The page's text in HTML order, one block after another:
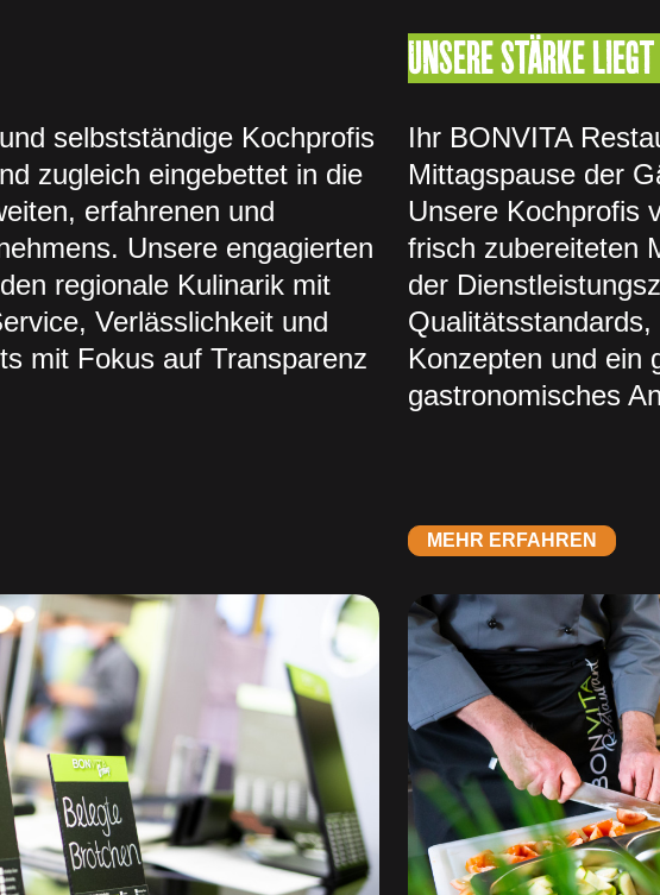
selbstständige Kochprofis
zugleich eingebettet in die
erfahrenen und
Unsere engagierten
regionale Kulinarik mit
Verlässlichkeit und
mit Fokus auf Transparenz
UNSERE STÄRKE
Ihr BONVITA
Mittagspause der
Unsere Kochprofis
frisch zubereiteten
der
Konzepten und ein
gastronomisches
MEHR ERFAHREN